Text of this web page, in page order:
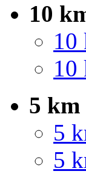
10
10
10
5 km
5
5